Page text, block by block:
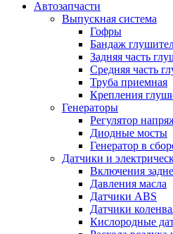
Автозапчасти
Выпускная система
Гофры
Бандаж
Задняя часть
Средняя часть
Труба приемная
Крепления
Генераторы
Регулятор
Диодные мосты
Генератор в
Датчики и
Включения
Давления масла
Датчики ABS
Датчики
Кислородные